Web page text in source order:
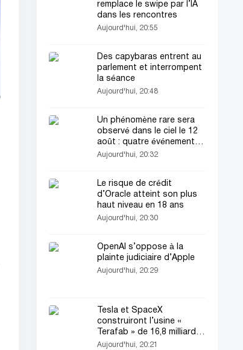
remplace le swipe par l’IA
dans les rencontres
Aujourd'hui, 20:55
Des capybaras entrent au
parlement et interrompent
la séance
Aujourd'hui, 20:48
Un phénomène rare sera
observé dans le ciel le 12
août : quatre événements
simultanés
Aujourd'hui, 20:32
Le risque de crédit
d’Oracle atteint son plus
haut niveau en 18 ans
Aujourd'hui, 20:30
OpenAI s’oppose à la
plainte judiciaire d’Apple
Aujourd'hui, 20:29
Tesla et SpaceX
construiront l’usine «
Terafab » de 16,8 milliards
de dollars au Texas
Aujourd'hui, 20:21